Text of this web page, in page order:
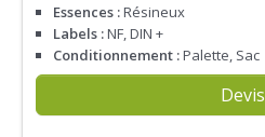
Essences :Résineux
Labels :NF, DIN +
Conditionnement :Palette, Sac
Devis